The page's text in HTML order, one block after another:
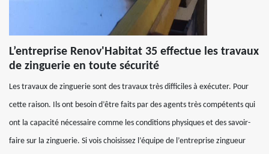
L’entreprise Renov'Habitat 35 effectue les travaux
de zinguerie en toute sécurité
Les travaux de zinguerie sont des travaux très difficiles à exécuter. Pour
cette raison. Ils ont besoin d’être faits par des agents très compétents qui
ont la capacité nécessaire comme les conditions physiques et des savoir-
faire sur la zinguerie. Si vois choisissez l’équipe de l’entreprise zingueur